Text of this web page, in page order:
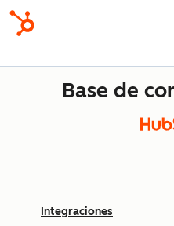
Base de
Integraciones